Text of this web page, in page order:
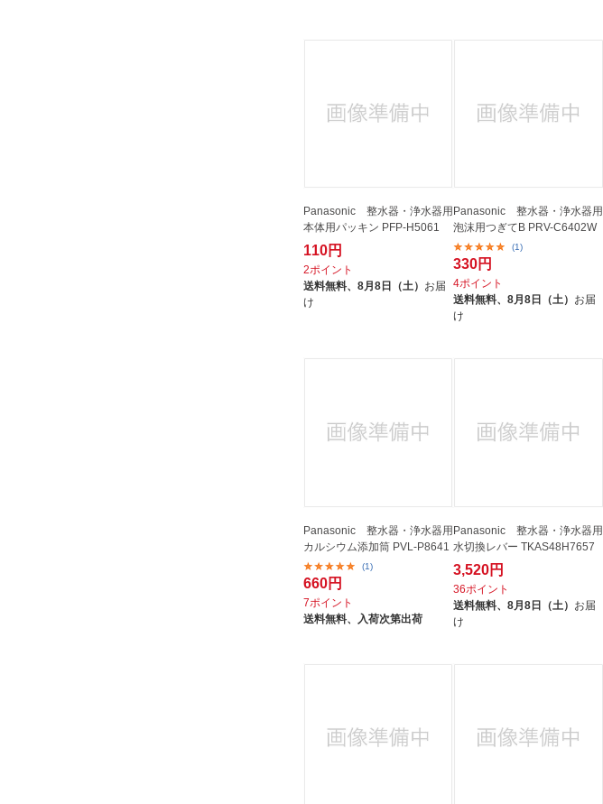
Panasonic 整水器・浄水器用
本体用パッキン PFP-H5061
110円
2ポイント
送料無料、 8月8日（土） お届
け
Panasonic 整水器・浄水器用
泡沫用つぎてB PRV-C6402W
(1)
330円
4ポイント
送料無料、8月8日（土） お届
け
Panasonic 整水器・浄水器用
カルシウム添加筒 PVL-P8641
(1)
660円
7ポイント
送料無料、 入荷次第出荷
Panasonic 整水器・浄水器用
水切換レバー TKAS48H7657
3,520円
36ポイント
送料無料、8月8日（土） お届
け